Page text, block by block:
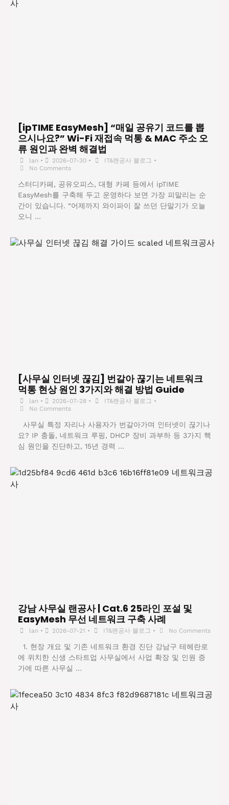
[ipTIME EasyMesh] “매일 공유기 코드를 뽑
으시나요?” Wi-Fi 재접속 먹통 & MAC 주소 오
류 원인과 완벽 해결법
lan • 2026-07-30 • IT&랜공사 블로그 •
No Comments
스터디카페, 공유오피스, 대형 카페 등에서 ipTIME
EasyMesh를 구축해 두고 운영하다 보면 가장 피말리는 순
간이 있습니다. “어제까지 와이파이 잘 쓰던 단말기가 오늘
오니 …
[사무실 인터넷 끊김] 번갈아 끊기는 네트워크
먹통 현상 원인 3가지와 해결 방법 Guide
lan • 2026-07-28 • IT&랜공사 블로그 •
No Comments
사무실 특정 자리나 사용자가 번갈아가며 인터넷이 끊기나
요? IP 충돌, 네트워크 루핑, DHCP 장비 과부하 등 3가지 핵
심 원인을 진단하고, 15년 경력 …
강남 사무실 랜공사 | Cat.6 25라인 포설 및
EasyMesh 무선 네트워크 구축 사례
lan • 2026-07-21 • IT&랜공사 블로그 • No Comments
1. 현장 개요 및 기존 네트워크 환경 진단 강남구 테헤란로
에 위치한 신생 스타트업 사무실에서 사업 확장 및 인원 증
가에 따른 사무실 …